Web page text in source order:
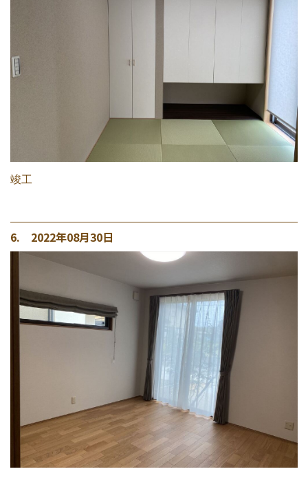
竣工
6. 2022年08月30日